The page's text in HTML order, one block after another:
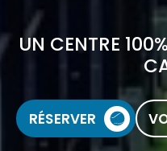
UN CENTRE
RÉSERVER